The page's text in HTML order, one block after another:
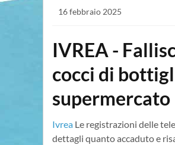
16 febbraio 2025
IVREA -
cocci di
supermercato
Ivrea Le registrazioni delle
dettagli quanto accaduto e